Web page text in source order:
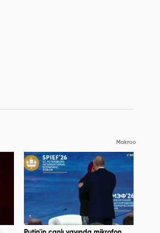
Makroo